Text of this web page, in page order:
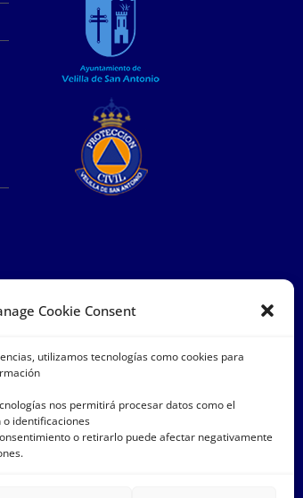
Cookie Consent
utilizamos tecnologías como cookies para
nos permitirá procesar datos como el
identificaciones
o retirarlo puede afectar negativamente